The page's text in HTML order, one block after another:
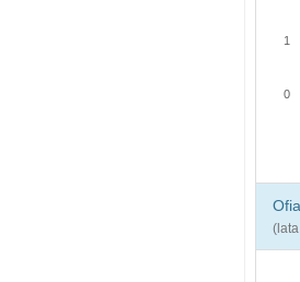
0
1